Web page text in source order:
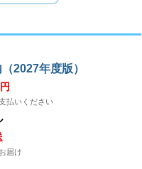
2027年度版）
払いください
届け